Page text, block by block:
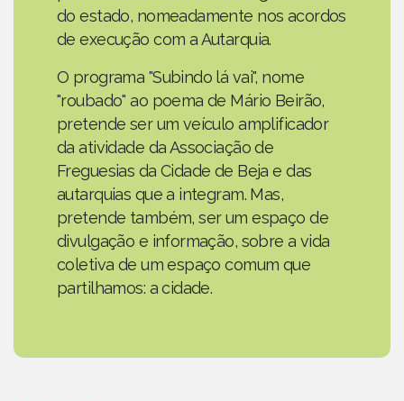
do estado, nomeadamente nos acordos
de execução com a Autarquia.
O programa "Subindo lá vai", nome
"roubado" ao poema de Mário Beirão,
pretende ser um veículo amplificador
da atividade da Associação de
Freguesias da Cidade de Beja e das
autarquias que a integram. Mas,
pretende também, ser um espaço de
divulgação e informação, sobre a vida
coletiva de um espaço comum que
partilhamos: a cidade.